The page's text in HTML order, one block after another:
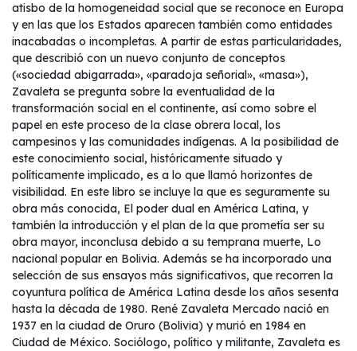
atisbo de la homogeneidad social que se reconoce en Europa
y en las que los Estados aparecen también como entidades
inacabadas o incompletas. A partir de estas particularidades,
que describió con un nuevo conjunto de conceptos
(«sociedad abigarrada», «paradoja señorial», «masa»),
Zavaleta se pregunta sobre la eventualidad de la
transformación social en el continente, así como sobre el
papel en este proceso de la clase obrera local, los
campesinos y las comunidades indígenas. A la posibilidad de
este conocimiento social, históricamente situado y
políticamente implicado, es a lo que llamó horizontes de
visibilidad. En este libro se incluye la que es seguramente su
obra más conocida, El poder dual en América Latina, y
también la introducción y el plan de la que prometía ser su
obra mayor, inconclusa debido a su temprana muerte, Lo
nacional popular en Bolivia. Además se ha incorporado una
selección de sus ensayos más significativos, que recorren la
coyuntura política de América Latina desde los años sesenta
hasta la década de 1980. René Zavaleta Mercado nació en
1937 en la ciudad de Oruro (Bolivia) y murió en 1984 en
Ciudad de México. Sociólogo, político y militante, Zavaleta es